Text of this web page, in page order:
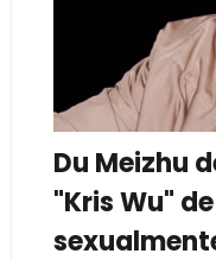
Du Meizhu
"Kris Wu"